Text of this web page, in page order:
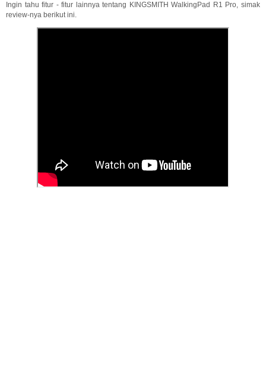
Ingin tahu fitur - fitur lainnya tentang KINGSMITH WalkingPad R1 Pro, simak
review-nya berikut ini.